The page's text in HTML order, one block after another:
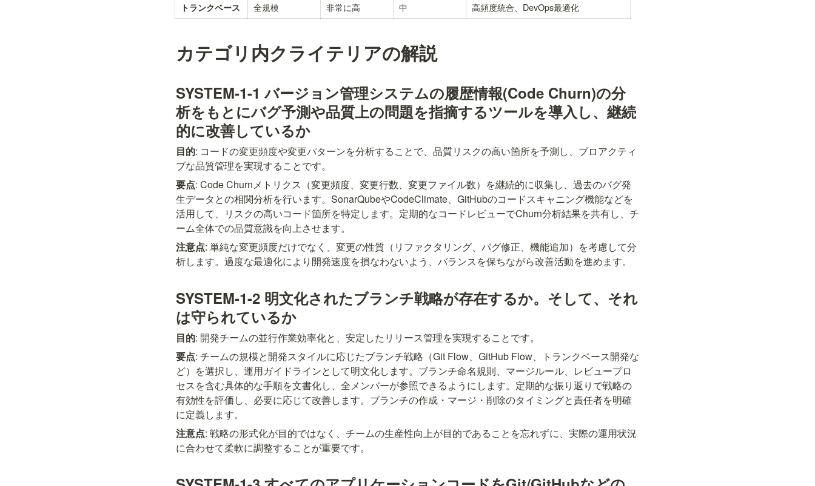
トランクベース 全規模 非常に高 中 高頻度統合、DevOps最適化
カテゴリ内クライテリアの解説
SYSTEM-1-1 バージョン管理システムの履歴情報(Code Churn)の分
析をもとにバグ予測や品質上の問題を指摘するツールを導入し、継続
的に改善しているか
目的: コードの変更頻度や変更パターンを分析することで、品質リスクの高い箇所を予測し、プロアクティ
ブな品質管理を実現することです。
要点: Code Churnメトリクス（変更頻度、変更行数、変更ファイル数）を継続的に収集し、過去のバグ発
生データとの相関分析を行います。SonarQubeやCodeClimate、GitHubのコードスキャニング機能などを
活用して、リスクの高いコード箇所を特定します。定期的なコードレビューでChurn分析結果を共有し、チ
ーム全体での品質意識を向上させます。
注意点: 単純な変更頻度だけでなく、変更の性質（リファクタリング、バグ修正、機能追加）を考慮して分
析します。過度な最適化により開発速度を損なわないよう、バランスを保ちながら改善活動を進めます。
SYSTEM-1-2 明文化されたブランチ戦略が存在するか。そして、それ
は守られているか
目的: 開発チームの並行作業効率化と、安定したリリース管理を実現することです。
要点: チームの規模と開発スタイルに応じたブランチ戦略（Git Flow、GitHub Flow、トランクベース開発な
ど）を選択し、運用ガイドラインとして明文化します。ブランチ命名規則、マージルール、レビュープロ
セスを含む具体的な手順を文書化し、全メンバーが参照できるようにします。定期的な振り返りで戦略の
有効性を評価し、必要に応じて改善します。ブランチの作成・マージ・削除のタイミングと責任者を明確
に定義します。
注意点: 戦略の形式化が目的ではなく、チームの生産性向上が目的であることを忘れずに、実際の運用状況
に合わせて柔軟に調整することが重要です。